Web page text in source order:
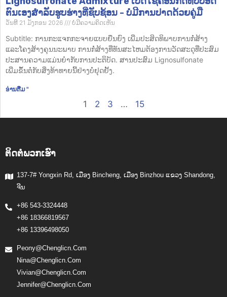
ຕົນເອງສໍາລັບຮູບຮ່າງທີ່ຊັບຊ້ອນ - ບໍ່ມີການປາດດ້ວຍຄູ່ມື
ວັນທີ 21 ມັງກອນ 2026 ບໍ່​ມີ​ຄວາມ​ຄິດ​ເຫັນ
Subtitle: ການກະແຈກກະຈາຍແບບຍືນຍົງ ເພີ່ມປະສິດທິພາບການກໍ່ສ້າງ
ແລະໂຄງສ້າງຄຸນນະພາບ ການກໍ່ສ້າງທີ່ທັນສະໄຫມຕ້ອງການວັດສະດຸທີ່ປະສົມ
ປະສານຄວາມແມ່ນຍໍາກັບການປະຕິບັດ. ສານປະສົມ Lignosulfonate
ເພີ່ມຂຶ້ນຕໍ່ກັບສິ່ງທ້າທາຍນີ້ຢ່າງບໍ່ຢຸດຢັ້ງ.
ອ່ານ​ຕື່ມ "
1 2 3 … 15
ຕິດ​ຕໍ່​ພວກ​ເຮົາ
137-7# Yongxin Rd, ເມືອງ Bincheng, ເມືອງ Binzhou ແຂວງ Shandong,
ຈີນ
+86 543-3324448
+86 18366819567
+86 13396498050
Peony@chenglicn.com
Nina@chenglicn.com
Vivian@chenglicn.com
Jennifer@chenglicn.com